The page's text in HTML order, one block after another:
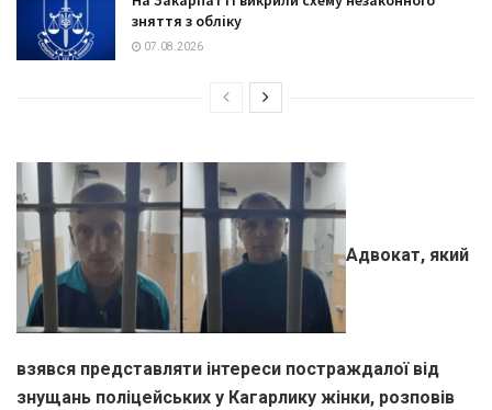
зняття з обліку
07.08.2026
Адвокат, який
взявся представляти інтереси постраждалої від
знущань поліцейських у Кагарлику жінки, розповів